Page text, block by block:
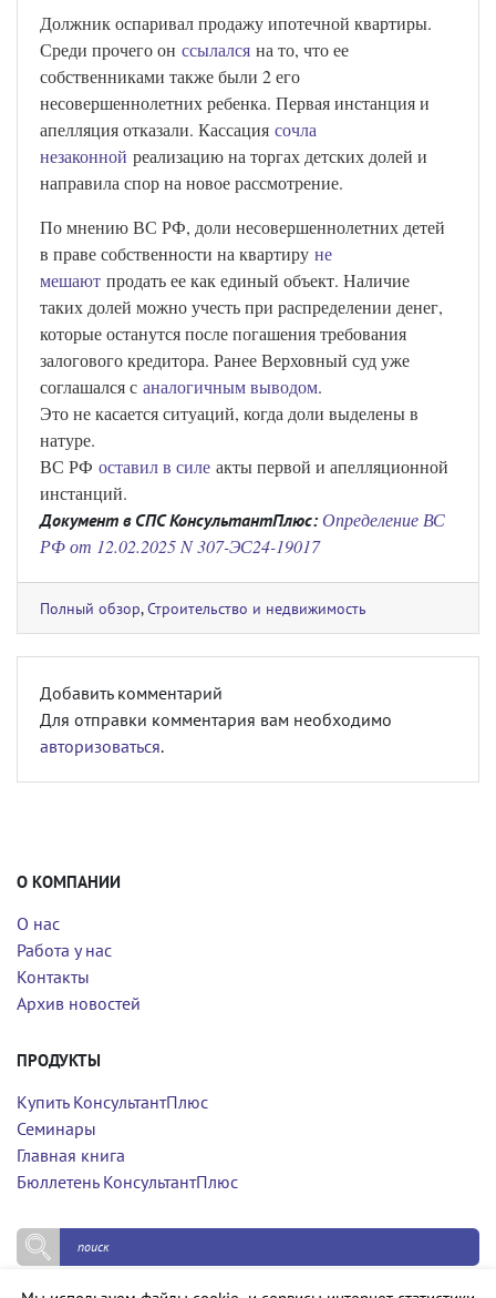
Должник оспаривал продажу ипотечной квартиры.
Среди прочего он ссылался на то, что ее
собственниками также были 2 его
несовершеннолетних ребенка. Первая инстанция и
апелляция отказали. Кассация сочла
незаконной реализацию на торгах детских долей и
направила спор на новое рассмотрение.
По мнению ВС РФ, доли несовершеннолетних детей
в праве собственности на квартиру не
мешают продать ее как единый объект. Наличие
таких долей можно учесть при распределении денег,
которые останутся после погашения требования
залогового кредитора. Ранее Верховный суд уже
соглашался с аналогичным выводом.
Это не касается ситуаций, когда доли выделены в
натуре.
ВС РФ оставил в силе акты первой и апелляционной
инстанций.
Документ в СПС КонсультантПлюс: Определение ВС
РФ от 12.02.2025 N 307-ЭС24-19017
Полный обзор,Строительство и недвижимость
Добавить комментарий
Для отправки комментария вам необходимо
авторизоваться.
О КОМПАНИИ
О нас
Работа у нас
Контакты
Архив новостей
ПРОДУКТЫ
Купить КонсультантПлюс
Семинары
Главная книга
Бюллетень КонсультантПлюс